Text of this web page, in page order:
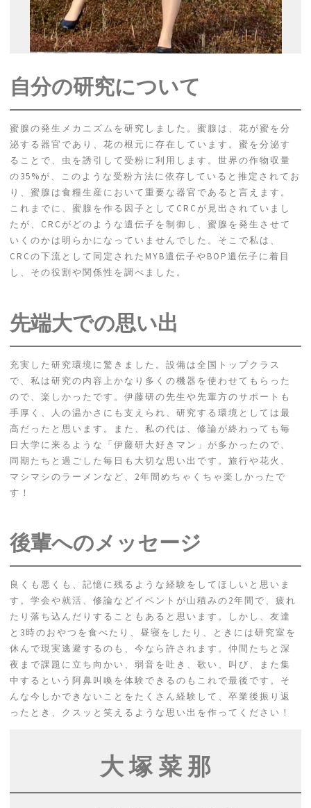
自分の研究について
蜜腺の発生メカニズムを研究しました。蜜腺は、花が蜜を分
泌する器官であり、花の根元に存在しています。蜜を分泌す
ることで、虫を誘引して受粉に利用します。世界の作物収量
の35%が、このような受粉方法に依存していると推定されてお
り、蜜腺は食糧生産において重要な器官であると言えます。
これまでに、蜜腺を作る因子としてCRCが見出されていまし
たが、CRCがどのような遺伝子を制御し、蜜腺を発生させて
いくのかは明らかになっていませんでした。そこで私は、
CRCの下流として同定されたMYB遺伝子やBOP遺伝子に着目
し、その役割や関係性を調べました。
先端大での思い出
充実した研究環境に驚きました。設備は全国トップクラス
で、私は研究の内容上かなり多くの機器を使わせてもらった
ので、楽しかったです。伊藤研の先生や先輩方のサポートも
手厚く、人の温かさにも支えられ、研究する環境としては最
高だったと思います。また、私の代は、修論が終わっても毎
日大学に来るような「伊藤研大好きマン」が多かったので、
同期たちと過ごした毎日も大切な思い出です。旅行や花火、
マシマシのラーメンなど、2年間めちゃくちゃ楽しかったで
す！
後輩へのメッセージ
良くも悪くも、記憶に残るような経験をしてほしいと思いま
す。学会や就活、修論などイベントが山積みの2年間で、疲れ
たり落ち込んだりすることもあると思います。しかし、友達
と3時のおやつを食べたり、昼寝をしたり、ときには研究室を
休んで現実逃避するのも、今なら許されます。仲間たちと深
夜まで課題に立ち向かい、弱音を吐き、歌い、叫び、また集
中するという阿鼻叫喚を体験できるのもこれで最後です。そ
んな今しかできないことをたくさん経験して、卒業後振り返
ったとき、クスッと笑えるような思い出を作ってください！
大 塚 菜 那